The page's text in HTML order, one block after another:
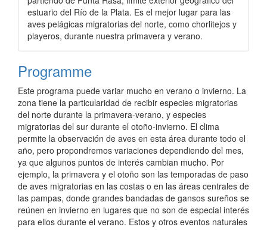
estuario del Río de la Plata. Es el mejor lugar para las
aves pelágicas migratorias del norte, como chorlitejos y
playeros, durante nuestra primavera y verano.
Programme
Este programa puede variar mucho en verano o invierno. La
zona tiene la particularidad de recibir especies migratorias
del norte durante la primavera-verano, y especies
migratorias del sur durante el otoño-invierno. El clima
permite la observación de aves en esta área durante todo el
año, pero propondremos variaciones dependiendo del mes,
ya que algunos puntos de interés cambian mucho. Por
ejemplo, la primavera y el otoño son las temporadas de paso
de aves migratorias en las costas o en las áreas centrales de
las pampas, donde grandes bandadas de gansos sureños se
reúnen en invierno en lugares que no son de especial interés
para ellos durante el verano. Estos y otros eventos naturales